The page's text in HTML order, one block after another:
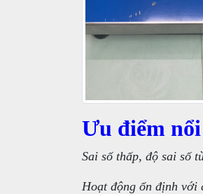
Ưu điểm
Sai số thấp, độ sai số
Hoạt động ổn định với